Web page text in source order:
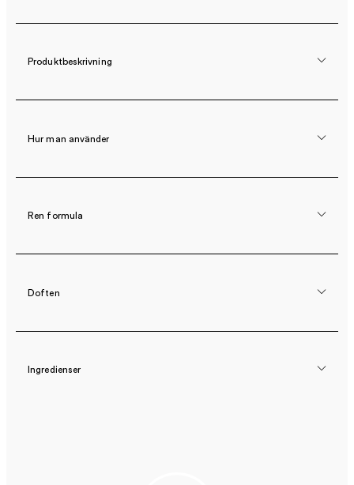
Produktbeskrivning
Hur man använder
Ren formula
Doften
Ingredienser